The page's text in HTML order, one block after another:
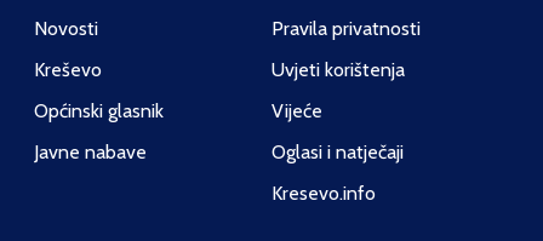
Novosti
Kreševo
Općinski glasnik
Javne nabave
Pravila privatnosti
Uvjeti korištenja
Vijeće
Oglasi i natječaji
Kresevo.info